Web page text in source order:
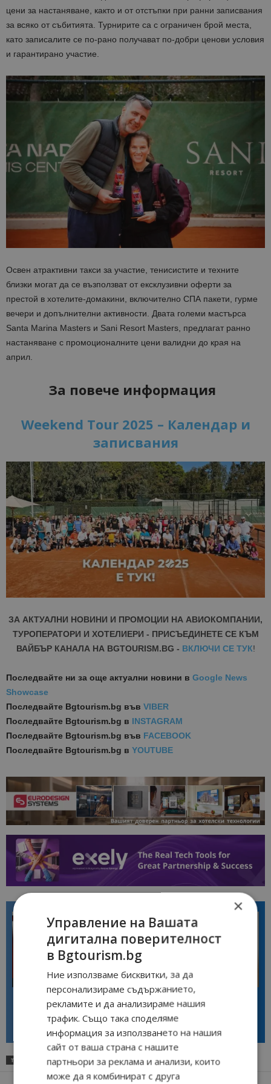
цени за настаняване, както и от отстъпки при ранни записвания
за всяко от събитията. Турнирите са с ограничен брой места,
като записалите се по-рано получават по-добри ценови условия
и гарантирано участие.
Освен атрактивни такси за участие, тенисистите и техните
близки могат да се възползват от ексклузивни оферти за
престой в хотелите-домакини, включително СПА пакети, гурме
вечери и допълнителни активности. Двата големи мастърса
Santa Marina Masters и Sani Resort Masters, предлагат ранно
настаняване с промоционалните цени валидни до края на
април.
За повече информация
Weekend Tour 2025 – Календар и
записвания
ЗА АКТУАЛНИ НОВИНИ И ПРОМОЦИИ НА АВИОКОМПАНИИ,
ТУРОПЕРАТОРИ И ХОТЕЛИЕРИ - ПРИСЪЕДИНЕТЕ СЕ КЪМ
ВАЙБЪР КАНАЛА НА BGTOURISM.BG - ВКЛЮЧИ СЕ ТУК!
Последвайте ни за още актуални новини в Google News
Showcase
Последвайте Bgtourism.bg във VIBER
Последвайте Bgtourism.bg в INSTAGRAM
Последвайте Bgtourism.bg във FACEBOOK
Последвайте Bgtourism.bg в YOUTUBE
Галина Декова: Перник има
потенциал за културна
дестинация
Анселмо Капороси: България
може да съчетае автентичния
туризъм с технологиите на
ТАГОВЕ WEEKEND TOUR 2025
×
Управление на Вашата
дигитална поверителност
в Bgtourism.bg
Ние използваме бисквитки, за да
персонализираме съдържанието,
рекламите и да анализираме нашия
трафик. Също така споделяме
информация за използването на нашия
сайт от ваша страна с нашите
партньори за реклама и анализи, които
може да я комбинират с друга